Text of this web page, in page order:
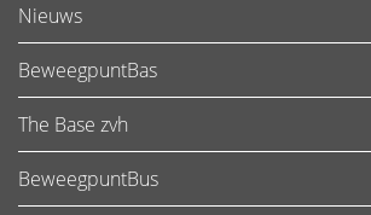
Nieuws
BeweegpuntBas
The Base zvh
BeweegpuntBus